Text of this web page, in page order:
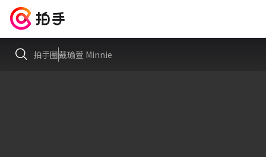
拍手圈戴瑜萱 Minnie